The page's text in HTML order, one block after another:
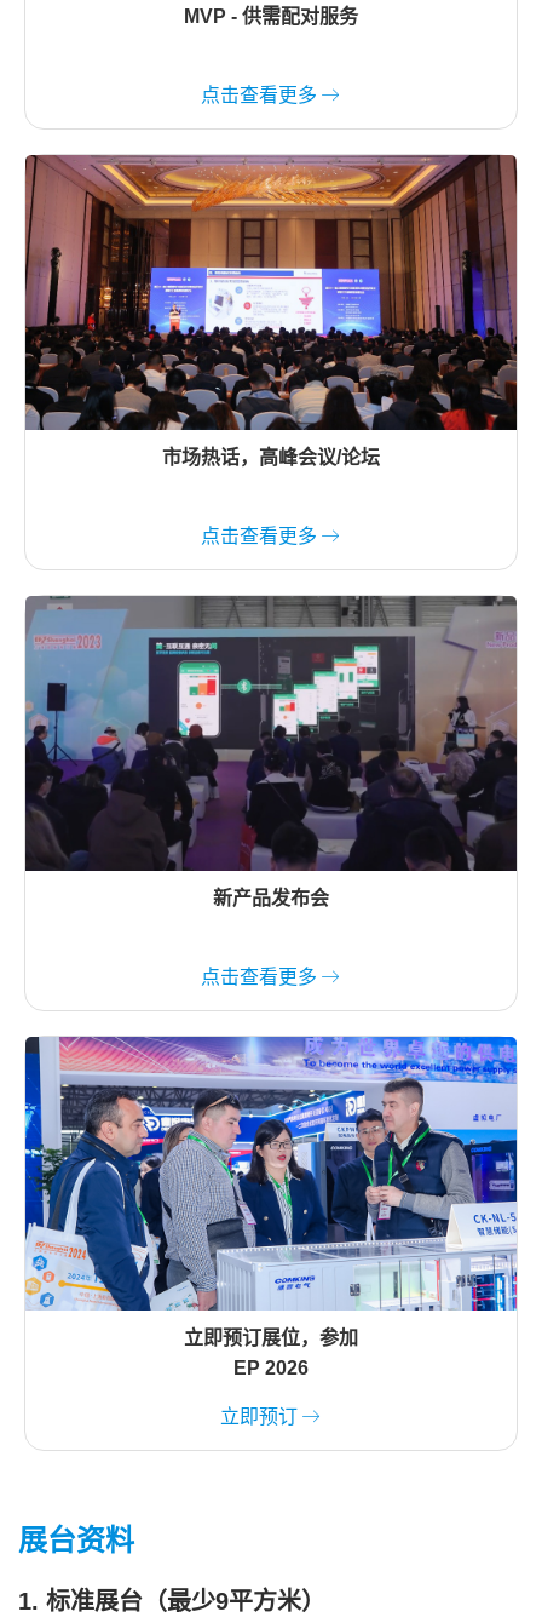
MVP - 供需配对服务
点击查看更多
市场热话，高峰会议/论坛
点击查看更多
新产品发布会
点击查看更多
立即预订展位，参加
EP 2026
立即预订
展台资料
1. 标准展台（最少9平方米）